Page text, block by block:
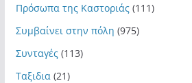
Πρόσωπα της Καστοριάς(111)
Συμβαίνει στην πόλη (975)
Συνταγές(113)
Ταξιδια (21)